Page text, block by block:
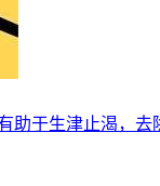
助于生津止渴，